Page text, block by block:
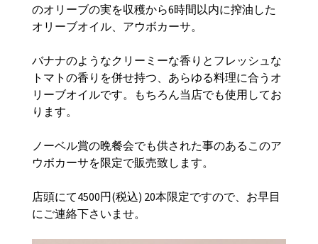
のオリーブの実を収穫から6時間以内に搾油した
オリーブオイル、アウボカーサ。
バナナのようなクリーミーな香りとフレッシュな
トマトの香りを併せ持つ、あらゆる料理に合うオ
リーブオイルです。もちろん当店でも使用してお
ります。
ノーベル賞の晩餐会でも供された事のあるこのア
ウボカーサを限定で販売致します。
店頭にて4500円(税込) 20本限定ですので、お早目
にご連絡下さいませ。